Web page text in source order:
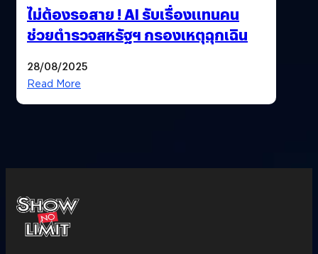
ไม่ต้องรอสาย ! AI รับเรื่องแทนคน
ช่วยตำรวจสหรัฐฯ กรองเหตุฉุกเฉิน
28/08/2025
Read More